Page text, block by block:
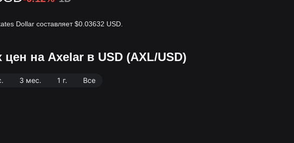
Dollar составляет $0.03632 USD.
на Axelar в USD (AXL/USD)
3 мес. 1 г. Все